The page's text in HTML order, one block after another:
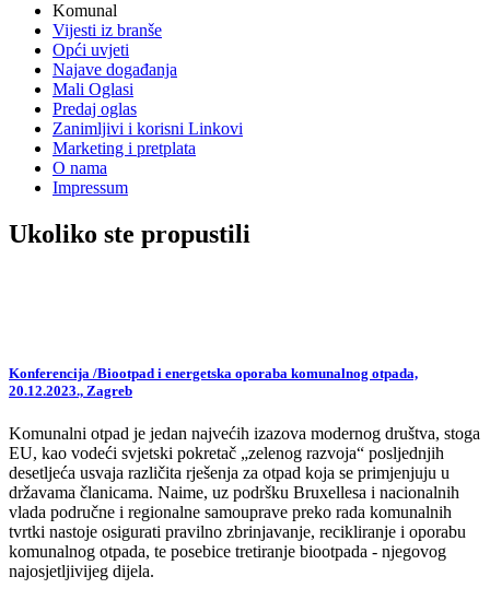
Komunal
Vijesti iz branše
Opći uvjeti
Najave događanja
Mali Oglasi
Predaj oglas
Zanimljivi i korisni Linkovi
Marketing i pretplata
O nama
Impressum
Ukoliko ste propustili
Konferencija /Biootpad i energetska oporaba komunalnog otpada,
20.12.2023., Zagreb
Komunalni otpad je jedan najvećih izazova modernog društva, stoga
EU, kao vodeći svjetski pokretač „zelenog razvoja“ posljednjih
desetljeća usvaja različita rješenja za otpad koja se primjenjuju u
državama članicama. Naime, uz podršku Bruxellesa i nacionalnih
vlada područne i regionalne samouprave preko rada komunalnih
tvrtki nastoje osigurati pravilno zbrinjavanje, recikliranje i oporabu
komunalnog otpada, te posebice tretiranje biootpada - njegovog
najosjetljivijeg dijela.